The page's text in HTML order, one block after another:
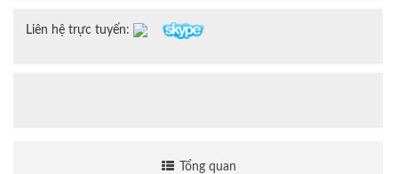
Liên hệ trực tuyến:
Tổng quan